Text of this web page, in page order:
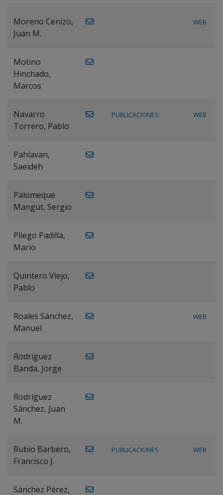
Moreno Cenizo,
Juan M.
WEB
Motino
Hinchado,
Marcos
Navarro
Torrero, Pablo
PUBLICACIONES WEB
Pahlavan,
Saeideh
Palomeque
Mangut, Sergio
Pliego Padilla,
Mario
Quintero Viejo,
Pablo
Roales Sánchez,
Manuel
WEB
Rodríguez
Banda, Jorge
Rodríguez
Sánchez, Juan
M.
Rubio Barbero,
Francisco J.
PUBLICACIONES WEB
Sánchez Pérez,